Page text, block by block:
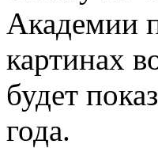
Академии
картинах
будет
года.